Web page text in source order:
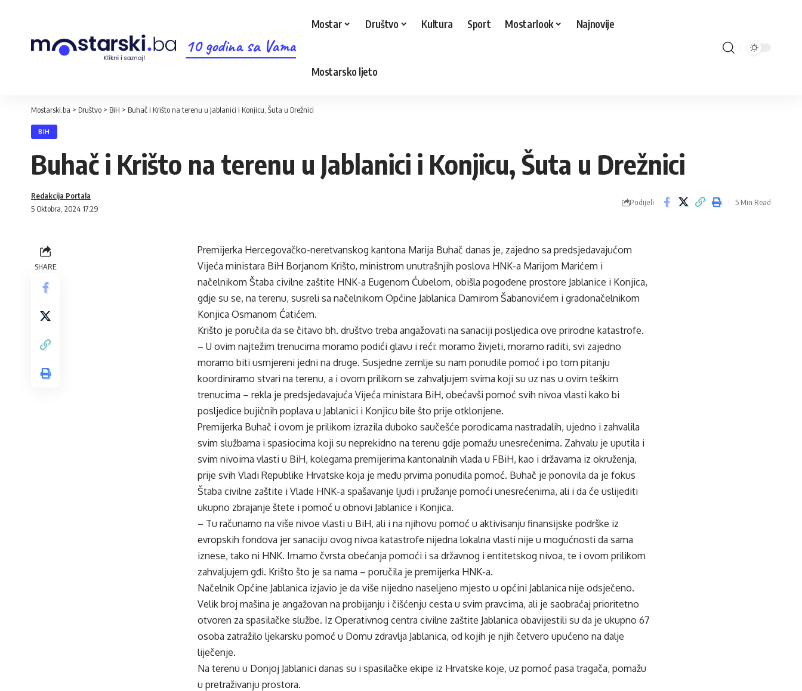
10 godina sa Vama
Mostar Društvo Kultura Sport Mostarlook Najnovije
Mostarsko ljeto
Mostarski.ba > Društvo > BiH > Buhač i Krišto na terenu u Jablanici i Konjicu, Šuta u Drežnici
BIH
Buhač i Krišto na terenu u Jablanici i Konjicu, Šuta u Drežnici
5 Oktobra, 2024 17:29
Redakcija Portala
Podijeli 5 Min Read
SHARE
Premijerka Hercegovačko-neretvanskog kantona Marija Buhač danas je, zajedno sa predsjedavajućom
Vijeća ministara BiH Borjanom Krišto, ministrom unutrašnjih poslova HNK-a Marijom Marićem i
načelnikom Štaba civilne zaštite HNK-a Eugenom Ćubelom, obišla pogođene prostore Jablanice i Konjica,
gdje su se, na terenu, susreli sa načelnikom Općine Jablanica Damirom Šabanovićem i gradonačelnikom
Konjica Osmanom Ćatićem.
Krišto je poručila da se čitavo bh. društvo treba angažovati na sanaciji posljedica ove prirodne katastrofe.
– U ovim najtežim trenucima moramo podići glavu i reći: moramo živjeti, moramo raditi, svi zajedno
moramo biti usmjereni jedni na druge. Susjedne zemlje su nam ponudile pomoć i po tom pitanju
koordiniramo stvari na terenu, a i ovom prilikom se zahvaljujem svima koji su uz nas u ovim teškim
trenucima – rekla je predsjedavajuća Vijeća ministara BiH, obećavši pomoć svih nivoa vlasti kako bi
posljedice bujičnih poplava u Jablanici i Konjicu bile što prije otklonjene.
Premijerka Buhač i ovom je prilikom izrazila duboko saučešće porodicama nastradalih, ujedno i zahvalila
svim službama i spasiocima koji su neprekidno na terenu gdje pomažu unesrećenima. Zahvalu je uputila i
svim nivoima vlasti u BiH, kolegama premijerima kantonalnih vlada u FBiH, kao i državama iz okruženja,
prije svih Vladi Republike Hrvatske koja je među prvima ponudila pomoć. Buhač je ponovila da je fokus
Štaba civilne zaštite i Vlade HNK-a spašavanje ljudi i pružanje pomoći unesrećenima, ali i da će uslijediti
ukupno zbrajanje štete i pomoć u obnovi Jablanice i Konjica.
– Tu računamo na više nivoe vlasti u BiH, ali i na njihovu pomoć u aktivisanju finansijske podrške iz
evropskih fondova jer sanaciju ovog nivoa katastrofe nijedna lokalna vlasti nije u mogućnosti da sama
iznese, tako ni HNK. Imamo čvrsta obećanja pomoći i sa državnog i entitetskog nivoa, te i ovom prilikom
zahvaljujem gđi. Krišto što je sa nama – poručila je premijerka HNK-a.
Načelnik Općine Jablanica izjavio je da više nijedno naseljeno mjesto u općini Jablanica nije odsječeno.
Velik broj mašina je angažovan na probijanju i čišćenju cesta u svim pravcima, ali je saobraćaj prioritetno
otvoren za spasilačke službe. Iz Operativnog centra civilne zaštite Jablanica obavijestili su da je ukupno 67
osoba zatražilo ljekarsku pomoć u Domu zdravlja Jablanica, od kojih je njih četvero upućeno na dalje
liječenje.
Na terenu u Donjoj Jablanici danas su i spasilačke ekipe iz Hrvatske koje, uz pomoć pasa tragača, pomažu
u pretraživanju prostora.